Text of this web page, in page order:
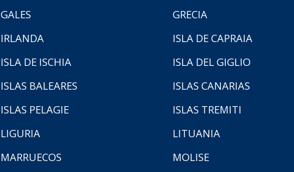
GALES GRECIA
IRLANDA ISLA DE CAPRAIA
ISLA DE ISCHIA ISLA DEL GIGLIO
ISLAS BALEARES ISLAS CANARIAS
ISLAS PELAGIE ISLAS TREMITI
LIGURIA LITUANIA
MARRUECOS MOLISE